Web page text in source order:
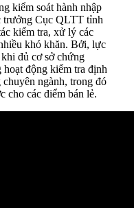
kiểm soát hành nhập
trưởng Cục QLTT tỉnh
kiểm tra, xử lý các
khó khăn. Bởi, lực
đủ cơ sở chứng
động kiểm tra định
ngành, trong đó
cho các điểm bán lẻ.